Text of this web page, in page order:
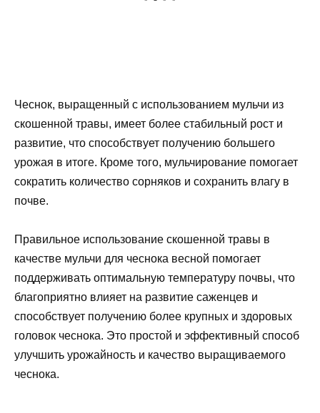
Чеснок, выращенный с использованием мульчи из
скошенной травы, имеет более стабильный рост и
развитие, что способствует получению большего
урожая в итоге. Кроме того, мульчирование помогает
сократить количество сорняков и сохранить влагу в
почве.
Правильное использование скошенной травы в
качестве мульчи для чеснока весной помогает
поддерживать оптимальную температуру почвы, что
благоприятно влияет на развитие саженцев и
способствует получению более крупных и здоровых
головок чеснока. Это простой и эффективный способ
улучшить урожайность и качество выращиваемого
чеснока.